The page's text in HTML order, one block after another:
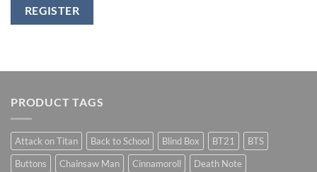
REGISTER
PRODUCT TAGS
Attack on Titan Back to School Blind Box BT21
BTS
Buttons
Chainsaw Man Cinnamoroll
Death Note